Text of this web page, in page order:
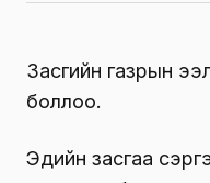
Засгийн газрын
боллоо.
Эдийн засгаа